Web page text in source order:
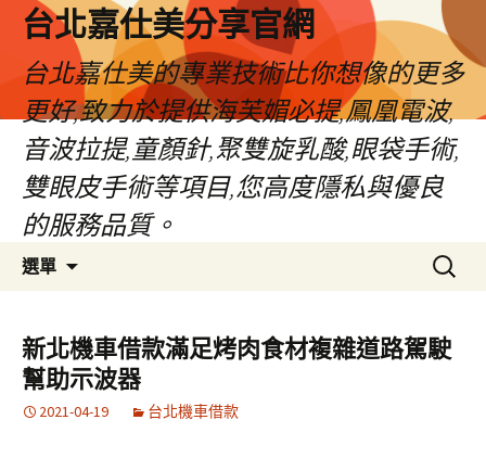
內
台北嘉仕美分享官網
台北嘉仕美的專業技術比你想像的更多
更好,致力於提供海芙媚必提,鳳凰電波,
音波拉提,童顏針,聚雙旋乳酸,眼袋手術,
雙眼皮手術等項目,您高度隱私與優良
的服務品質。
選單
搜
尋
鍵
字:
新北機車借款滿足烤肉食材複雜道路駕駛
幫助示波器
2021-04-19 台北機車借款